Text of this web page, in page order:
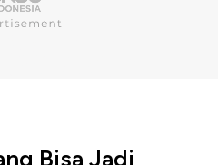
Bisa Jadi